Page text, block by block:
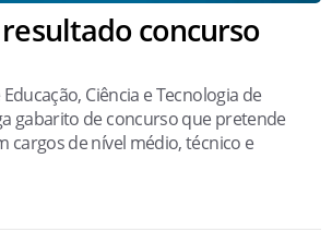
concurso
Ciência e Tecnologia de
gabarito de concurso que pretende
cargos de nível médio, técnico e